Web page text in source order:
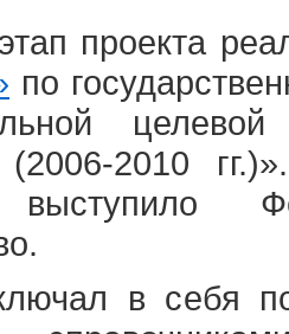
проекта
по
2010
в себя